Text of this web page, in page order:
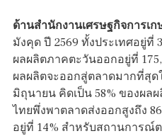
ด้านสำนักงานเศรษฐกิจการเก
มังคุด ปี 2569 ทั้งประเทศอยู่ที่
ผลผลิตภาคตะวันออกอยู่ที่
ผลผลิตจะออกสู่ตลาดมากที่สุ
มิถุนายน คิดเป็น 58% ของผล
ไทยพึ่งพาตลาดส่งออกสูงถึง
อยู่ที่ 14% สำหรับสถานการณ์